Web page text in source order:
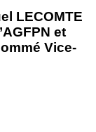
LECOMTE
et
Vice-